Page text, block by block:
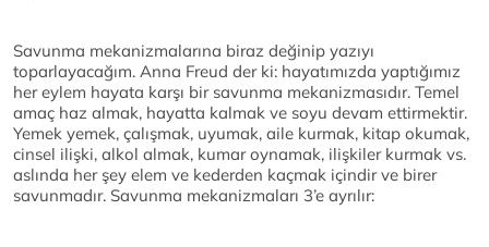
Savunma mekanizmalarına biraz değinip yazıyı
toparlayacağım. Anna Freud der ki: hayatımızda yaptığımız
her eylem hayata karşı bir savunma mekanizmasıdır. Temel
amaç haz almak, hayatta kalmak ve soyu devam ettirmektir.
Yemek yemek, çalışmak, uyumak, aile kurmak, kitap okumak,
cinsel ilişki, alkol almak, kumar oynamak, ilişkiler kurmak vs.
aslında her şey elem ve kederden kaçmak içindir ve birer
savunmadır. Savunma mekanizmaları 3’e ayrılır: